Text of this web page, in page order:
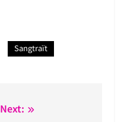
Sangtraït
Next: